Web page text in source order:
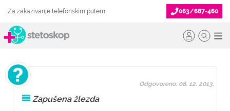
Za zakazivanje telefonskim putem 063/687-460
Zapušena žlezda
Odgovoreno: 08. 12. 2013.